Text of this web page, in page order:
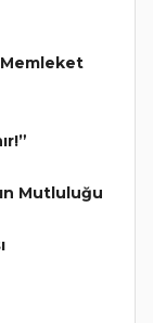
Memleket
Mutluluğu